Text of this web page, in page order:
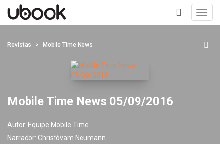
+
Revistas Mobile Time News
Mobile Time News 05/09/2016
Autor: Equipe Mobile Time
Narrador: Christóvam Neumann